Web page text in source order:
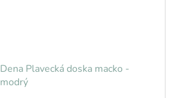
Dena Plavecká doska macko -
modrý